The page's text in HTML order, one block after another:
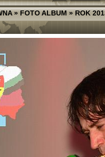
»FOTO ALBUM»ROK